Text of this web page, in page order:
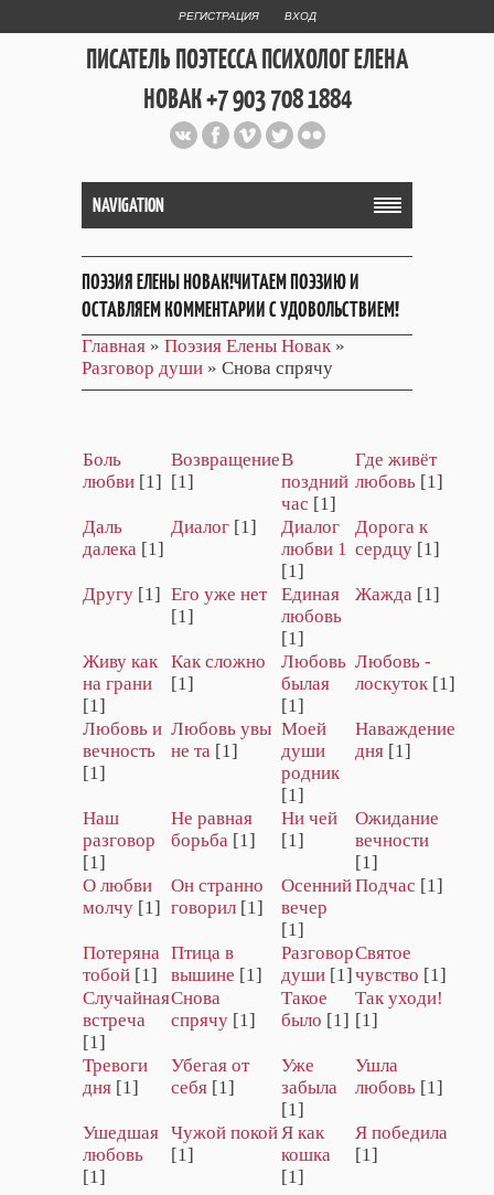
РЕГИСТРАЦИЯ ВХОД
ПИСАТЕЛЬ ПОЭТЕССА ПСИХОЛОГ ЕЛЕНА
НОВАК +7 903 708 1884
Официальный сайт репетитора
и Web Дизайнера Елены Новак
NAVIGATION
ПОЭЗИЯ ЕЛЕНЫ НОВАК!ЧИТАЕМ ПОЭЗИЮ И
ОСТАВЛЯЕМ КОММЕНТАРИИ С УДОВОЛЬСТВИЕМ!
Главная » Поэзия Елены Новак»
Разговор души » Снова спрячу
Боль
любви [1]
Возвращение
[1]
В
поздний
час [1]
Где живёт
любовь [1]
Даль
далека [1]
Диалог [1]
Диалог
любви 1
[1]
Дорога к
сердцу [1]
Другу [1]
Его уже нет
[1]
Единая
любовь
[1]
Жажда [1]
Живу как
на грани
[1]
Как сложно
[1]
Любовь
былая
[1]
Любовь -
лоскуток [1]
Любовь и
вечность
[1]
Любовь увы
не та [1]
Моей
души
родник
[1]
Наваждение
дня [1]
Наш
разговор
[1]
Не равная
борьба [1]
Ни чей
[1]
Ожидание
вечности
[1]
О любви
молчу [1]
Он странно
говорил [1]
Осенний
вечер
[1]
Подчас [1]
Потеряна
тобой [1]
Птица в
вышине [1]
Разговор
души [1]
Святое
чувство [1]
Случайная
встреча
[1]
Снова
спрячу [1]
Такое
было [1]
Так уходи!
[1]
Тревоги
дня [1]
Убегая от
себя [1]
Уже
забыла
[1]
Ушла
любовь [1]
Ушедшая
любовь
[1]
Чужой покой
[1]
Я как
кошка
[1]
Я победила
[1]